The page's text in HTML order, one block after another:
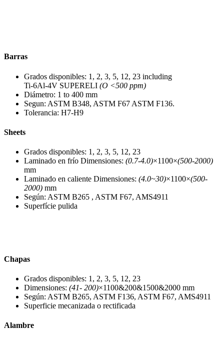
Barras
Grados disponibles: 1, 2, 3, 5, 12, 23 including
Ti-6Al-4V SUPERELI (O <500 ppm)
Diámetro: 1 to 400 mm
Segun: ASTM B348, ASTM F67 ASTM F136.
Tolerancia: H7-H9
Sheets
Grados disponibles: 1, 2, 3, 5, 12, 23
Laminado en frío Dimensiones: (0.7-4.0)×1100×(500-2000)
mm
Laminado en caliente Dimensiones: (4.0~30)×1100×(500-
2000) mm
Según: ASTM B265 , ASTM F67, AMS4911
Superfície pulida
Chapas
Grados disponibles: 1, 2, 3, 5, 12, 23
Dimensiones: (41- 200)×1100&200&1500&2000 mm
Según: ASTM B265, ASTM F136, ASTM F67, AMS4911
Superficie mecanizada o rectificada
Alambre